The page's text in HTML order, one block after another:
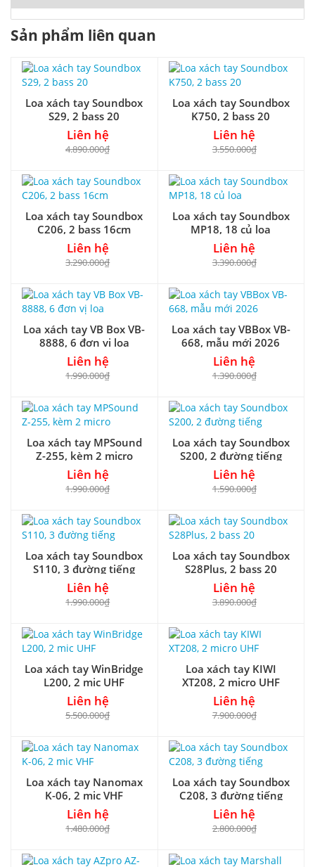
Sản phẩm liên quan
Loa xách tay Soundbox
S29, 2 bass 20
Liên hệ
4.890.000₫
Loa xách tay Soundbox
K750, 2 bass 20
Liên hệ
3.550.000₫
Loa xách tay Soundbox
C206, 2 bass 16cm
Liên hệ
3.290.000₫
Loa xách tay Soundbox
MP18, 18 củ loa
Liên hệ
3.390.000₫
Loa xách tay VB Box VB-
8888, 6 đơn vị loa
Liên hệ
1.990.000₫
Loa xách tay VBBox VB-
668, mẫu mới 2026
Liên hệ
1.390.000₫
Loa xách tay MPSound
Z-255, kèm 2 micro
Liên hệ
1.990.000₫
Loa xách tay Soundbox
S200, 2 đường tiếng
Liên hệ
1.590.000₫
Loa xách tay Soundbox
S110, 3 đường tiếng
Liên hệ
1.990.000₫
Loa xách tay Soundbox
S28Plus, 2 bass 20
Liên hệ
3.890.000₫
Loa xách tay WinBridge
L200, 2 mic UHF
Liên hệ
5.500.000₫
Loa xách tay KIWI
XT208, 2 micro UHF
Liên hệ
7.900.000₫
Loa xách tay Nanomax
K-06, 2 mic VHF
Liên hệ
1.480.000₫
Loa xách tay Soundbox
C208, 3 đường tiếng
Liên hệ
2.800.000₫